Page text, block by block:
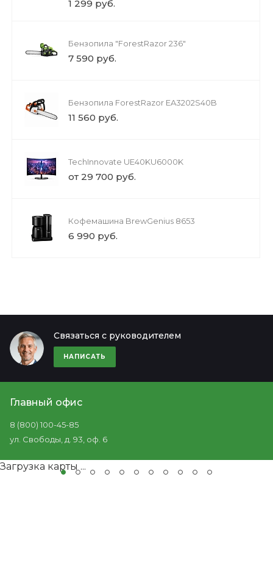
1 299 руб.
Бензопила "ForestRazor 236"
7 590 руб.
Бензопила ForestRazor EA3202S40B
11 560 руб.
TechInnovate UE40KU6000K
от 29 700 руб.
Кофемашина BrewGenius 8653
6 990 руб.
Связаться с руководителем
НАПИСАТЬ
Главный офис
8 (800) 100-45-85
ул. Свободы, д. 93, оф. 6
Загрузка карты ...